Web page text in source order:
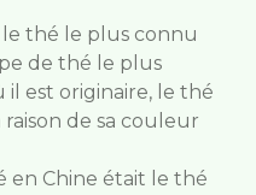
thé le plus connu
de thé le plus
il est originaire, le thé
de sa couleur
en Chine était le thé